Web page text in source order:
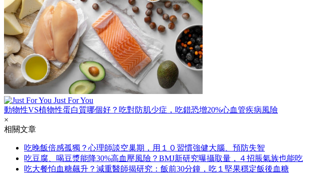
Just For You
動物性VS植物性蛋白質哪個好？吃對防肌少症，吃錯恐增20%心血管疾病風險
×
相關文章
吃晚飯倍感孤獨？心理師談空巢期，用１０習慣強健大腦、預防失智
吃豆腐、喝豆漿能降30%高血壓風險？BMJ新研究曝攝取量，４招脹氣族也能吃
吃大餐怕血糖飆升？減重醫師揭研究：飯前30分鐘，吃１堅果穩定飯後血糖